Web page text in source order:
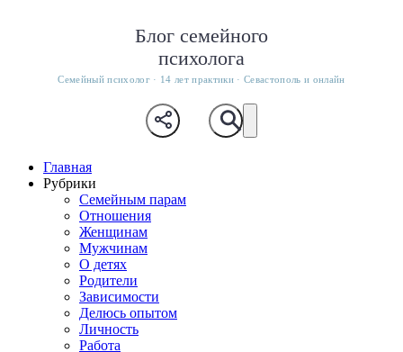
Блог семейного
психолога
Семейный психолог · 14 лет практики · Севастополь и онлайн
Главная
Рубрики
Семейным парам
Отношения
Женщинам
Мужчинам
О детях
Родители
Зависимости
Делюсь опытом
Личность
Работа